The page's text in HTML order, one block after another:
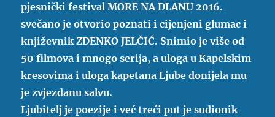
pjesnički festival MORE NA DLANU 2016.
svečano je otvorio poznati i cijenjeni glumac i
književnik ZDENKO JELČIĆ. Snimio je više od
50 filmova i mnogo serija, a uloga u Kapelskim
kresovima i uloga kapetana Ljube donijela mu
je zvjezdanu salvu.
Ljubitelj je poezije i već treći put je sudionik